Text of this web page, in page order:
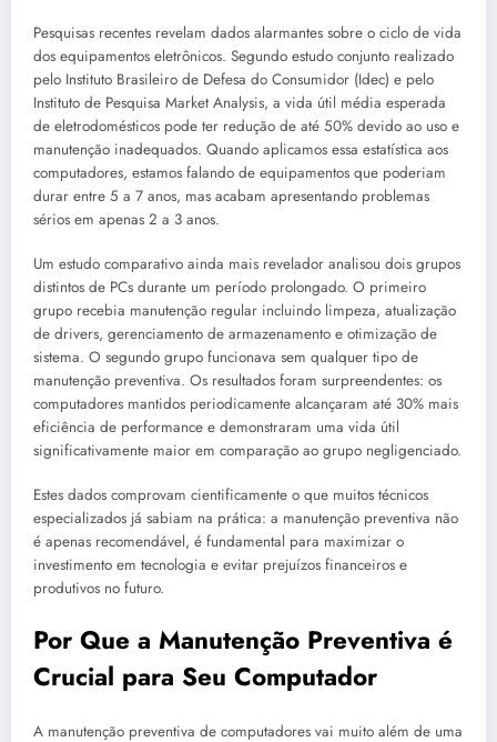
Pesquisas recentes revelam dados alarmantes sobre o ciclo de vida
dos equipamentos eletrônicos. Segundo estudo conjunto realizado
pelo Instituto Brasileiro de Defesa do Consumidor (Idec) e pelo
Instituto de Pesquisa Market Analysis, a vida útil média esperada
de eletrodomésticos pode ter redução de até 50% devido ao uso e
manutenção inadequados. Quando aplicamos essa estatística aos
computadores, estamos falando de equipamentos que poderiam
durar entre 5 a 7 anos, mas acabam apresentando problemas
sérios em apenas 2 a 3 anos.
Um estudo comparativo ainda mais revelador analisou dois grupos
distintos de PCs durante um período prolongado. O primeiro
grupo recebia manutenção regular incluindo limpeza, atualização
de drivers, gerenciamento de armazenamento e otimização de
sistema. O segundo grupo funcionava sem qualquer tipo de
manutenção preventiva. Os resultados foram surpreendentes: os
computadores mantidos periodicamente alcançaram até 30% mais
eficiência de performance e demonstraram uma vida útil
significativamente maior em comparação ao grupo negligenciado.
Estes dados comprovam cientificamente o que muitos técnicos
especializados já sabiam na prática: a manutenção preventiva não
é apenas recomendável, é fundamental para maximizar o
investimento em tecnologia e evitar prejuízos financeiros e
produtivos no futuro.
Por Que a Manutenção Preventiva é
Crucial para Seu Computador
A manutenção preventiva de computadores vai muito além de uma